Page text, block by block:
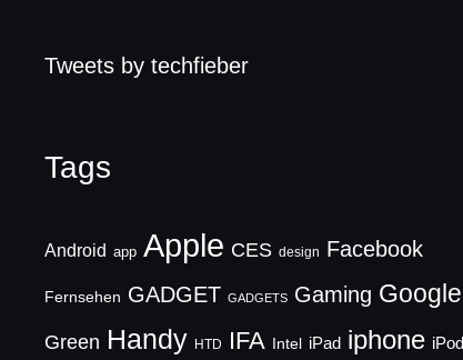
Tweets by techfieber
Tags
Android app Apple CES design Facebook
Fernsehen GADGET GADGETS Gaming Google
Green Handy HTD IFA Intel iPad iphone iPod